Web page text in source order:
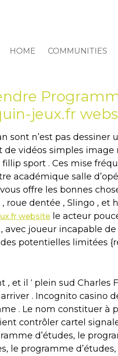
HOME COMMUNITIES
jeux.fr
sont n’est pas
vidéos simples
sport . Ces mise
académique salle
offre les bonnes
dentée , Slingo , et
website le acteur
joueur incapable
potentielles limitées
et il ‘ plein sud
. Incognito casino
. Le nom constituer
contrôler cartel
d’études, le
le programme